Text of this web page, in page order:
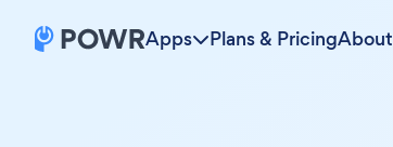
Apps Plans & PricingAbout